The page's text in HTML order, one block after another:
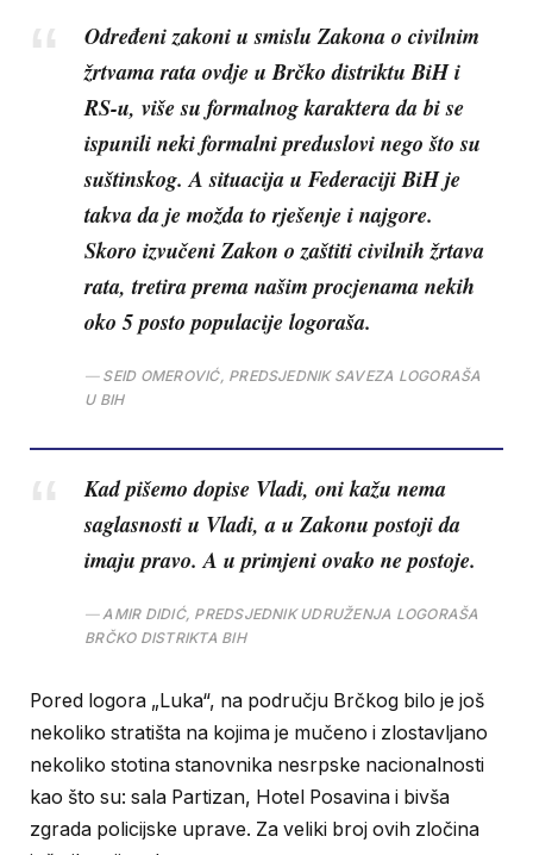
Određeni zakoni u smislu Zakona o civilnim
žrtvama rata ovdje u Brčko distriktu BiH i
RS-u, više su formalnog karaktera da bi se
ispunili neki formalni preduslovi nego što su
suštinskog. A situacija u Federaciji BiH je
takva da je možda to rješenje i najgore.
Skoro izvučeni Zakon o zaštiti civilnih žrtava
rata, tretira prema našim procjenama nekih
oko 5 posto populacije logoraša.
SEID OMEROVIĆ, PREDSJEDNIK SAVEZA LOGORAŠA
U BIH
Kad pišemo dopise Vladi, oni kažu nema
saglasnosti u Vladi, a u Zakonu postoji da
imaju pravo. A u primjeni ovako ne postoje.
AMIR DIDIĆ, PREDSJEDNIK UDRUŽENJA LOGORAŠA
BRČKO DISTRIKTA BIH
Pored logora „Luka“, na području Brčkog bilo je još
nekoliko stratišta na kojima je mučeno i zlostavljano
nekoliko stotina stanovnika nesrpske nacionalnosti
kao što su: sala Partizan, Hotel Posavina i bivša
zgrada policijske uprave. Za veliki broj ovih zločina